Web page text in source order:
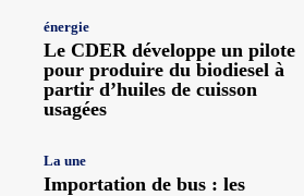
énergie
Le CDER développe un pilote
pour produire du biodiesel à
partir d’huiles de cuisson
usagées
La une
Importation de bus : les